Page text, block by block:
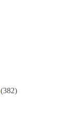
(382)